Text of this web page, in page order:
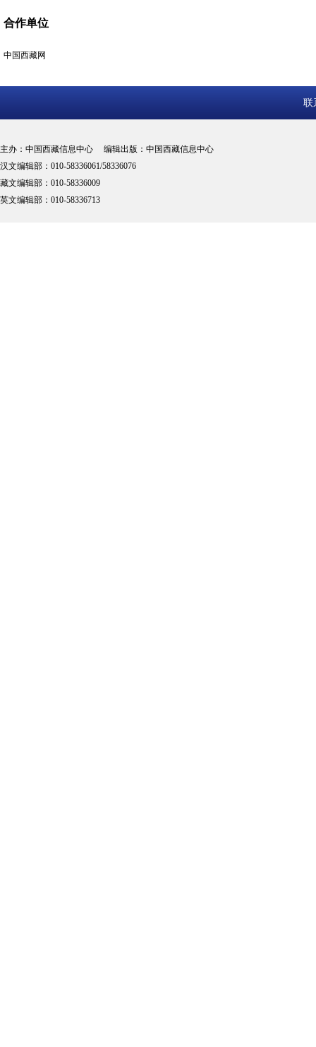
合作单位
中国西藏网
联
主办：中国西藏信息中心 编辑出版：中国西藏信息中心
汉文编辑部：010-58336061/58336076
藏文编辑部：010-58336009
英文编辑部：010-58336713